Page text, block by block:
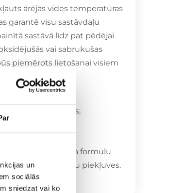
un
sociālās
sniedzat vai ko
ārējās vides temperatūras
garantē visu sastāvdaļu
sastāvā līdz pat pēdējai
vai sabrukušas
piemērots lietošanai visiem
ādai. Bez toņa.
procesus;
nemainīgu krēma formulu
un baktēriju piekļuves.